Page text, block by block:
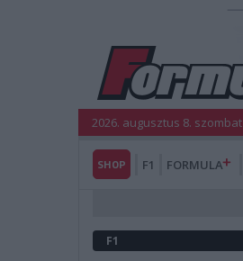
2026. augusztus 8. szombat
SHOP F1 FORMULA
F1